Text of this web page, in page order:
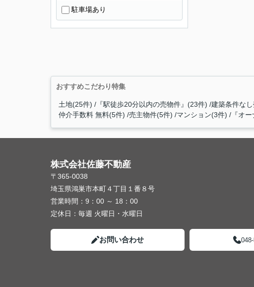
駐車場あり
おすすめこだわり特集
土地(25件) 『駅徒歩20分以内の売物件』(23件) 建築条件な
仲介手数料 無料(5件) 売主物件(5件) マンション(3件) 『オ
株式会社佐藤不動産
〒365-0038
埼玉県鴻巣市本町４丁目１番８号
営業時間： 9：00 ～ 18：00
定休日： 毎週 火曜日・水曜日
お問い合わせ